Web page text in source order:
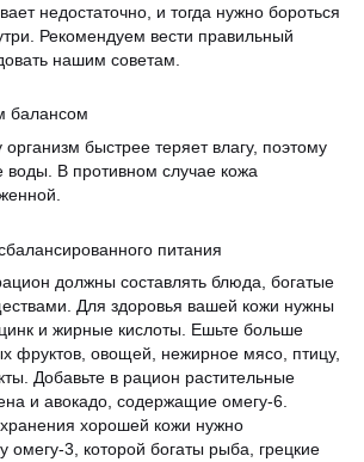
недостаточно, и тогда нужно бороться
Рекомендуем вести правильный
нашим советам.
балансом
быстрее теряет влагу, поэтому
воды. В противном случае кожа
питания
должны составлять блюда, богатые
Для здоровья вашей кожи нужны
и жирные кислоты. Ешьте больше
фруктов, овощей, нежирное мясо, птицу,
Добавьте в рацион растительные
и авокадо, содержащие омегу-6.
хорошей кожи нужно
омегу-3, которой богаты рыба, грецкие